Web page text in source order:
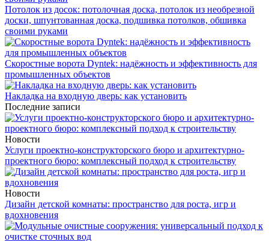
Потолок из досок: потолочная доска, потолок из необрезной
доски, шпунтованная доска, подшивка потолков, обшивка
своими руками
Скоростные ворота Dyntek: надёжность и эффективность для
промышленных объектов
Накладка на входную дверь: как установить
Последние записи
Новости
Услуги проектно-конструкторского бюро и архитектурно-
проектного бюро: комплексный подход к строительству
Новости
Дизайн детской комнаты: пространство для роста, игр и
вдохновения